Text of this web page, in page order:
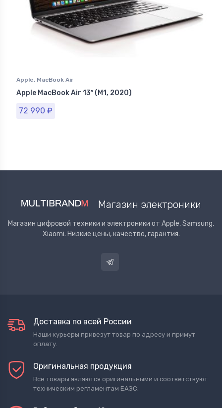
Apple, MacBook Air
Apple MacBook Air 13″ (M1, 2020)
72 990 ₽
Магазин электроники
Магазин цифровой техники и электроники от Apple, Samsung,
Xiaomi. Низкие цены, качество, гарантия.
Доставка по всей России
Наши курьеры привезут товар по адресу и примут
оплату.
Оригинальная продукция
Все товары являются оригинальными и соответствуют
техническим регламентам ЕАЭС.